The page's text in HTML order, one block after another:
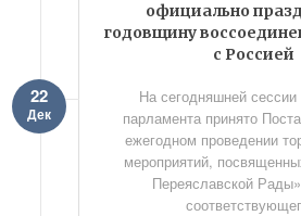
официально
годовщину
с Россией
22
Дек
На сегодняшней сессии
парламента принято
ежегодном проведении
мероприятий,
Переяславской